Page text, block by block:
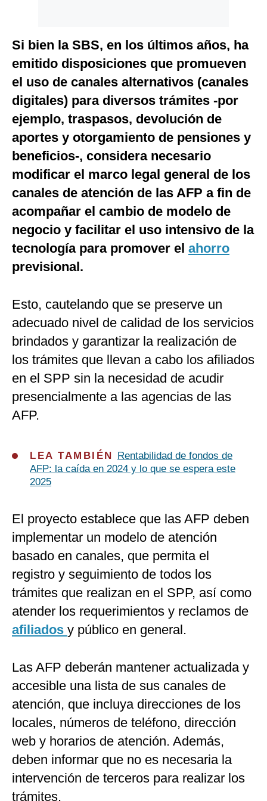
Si bien la SBS, en los últimos años, ha
emitido disposiciones que promueven
el uso de canales alternativos (canales
digitales) para diversos trámites -por
ejemplo, traspasos, devolución de
aportes y otorgamiento de pensiones y
beneficios-, considera necesario
modificar el marco legal general de los
canales de atención de las AFP a fin de
acompañar el cambio de modelo de
negocio y facilitar el uso intensivo de la
tecnología para promover el ahorro
previsional.
Esto, cautelando que se preserve un
adecuado nivel de calidad de los servicios
brindados y garantizar la realización de
los trámites que llevan a cabo los afiliados
en el SPP sin la necesidad de acudir
presencialmente a las agencias de las
AFP.
LEA TAMBIÉN
Rentabilidad de fondos de
AFP: la caída en 2024 y lo que se espera este
2025
El proyecto establece que las AFP deben
implementar un modelo de atención
basado en canales, que permita el
registro y seguimiento de todos los
trámites que realizan en el SPP, así como
atender los requerimientos y reclamos de
afiliados y público en general.
Las AFP deberán mantener actualizada y
accesible una lista de sus canales de
atención, que incluya direcciones de los
locales, números de teléfono, dirección
web y horarios de atención. Además,
deben informar que no es necesaria la
intervención de terceros para realizar los
trámites.